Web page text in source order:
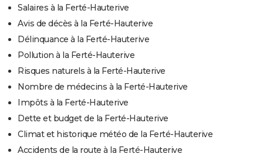
Salaires à la Ferté-Hauterive
Avis de décès à la Ferté-Hauterive
Délinquance à la Ferté-Hauterive
Pollution à la Ferté-Hauterive
Risques naturels à la Ferté-Hauterive
Nombre de médecins à la Ferté-Hauterive
Impôts à la Ferté-Hauterive
Dette et budget de la Ferté-Hauterive
Climat et historique météo de la Ferté-Hauterive
Accidents de la route à la Ferté-Hauterive